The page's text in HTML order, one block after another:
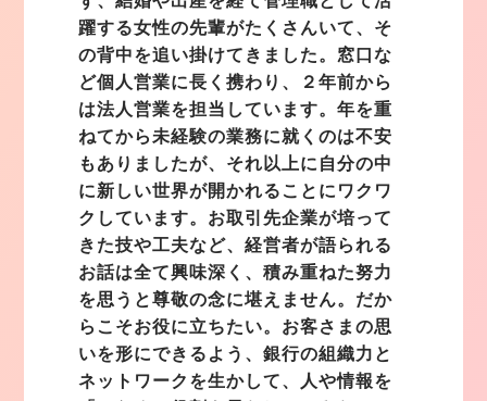
躍する女性の先輩がたくさんいて、そ
の背中を追い掛けてきました。窓口な
ど個人営業に長く携わり、２年前から
は法人営業を担当しています。年を重
ねてから未経験の業務に就くのは不安
もありましたが、それ以上に自分の中
に新しい世界が開かれることにワクワ
クしています。お取引先企業が培って
きた技や工夫など、経営者が語られる
お話は全て興味深く、積み重ねた努力
を思うと尊敬の念に堪えません。だか
らこそお役に立ちたい。お客さまの思
いを形にできるよう、銀行の組織力と
ネットワークを生かして、人や情報を